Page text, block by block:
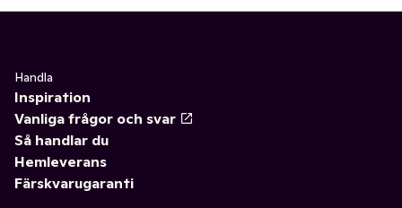
Handla
Inspiration
Vanliga frågor och svar
Så handlar du
Hemleverans
Färskvarugaranti